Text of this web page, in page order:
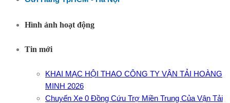
Hình ảnh hoạt động
Tin mới
KHAI MẠC HỘI THAO CÔNG TY VẬN TẢI HOÀNG
MINH 2026
Chuyến Xe 0 Đồng Cứu Trợ Miền Trung Của Vận Tải